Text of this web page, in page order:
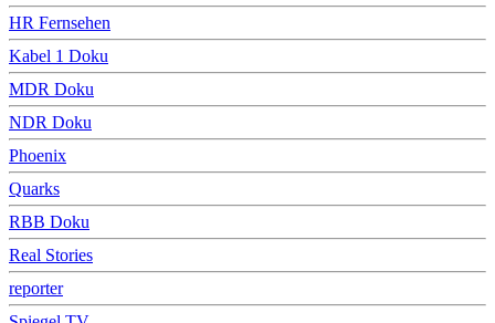
HR Fernsehen
Kabel 1 Doku
MDR Doku
NDR Doku
Phoenix
Quarks
RBB Doku
Real Stories
reporter